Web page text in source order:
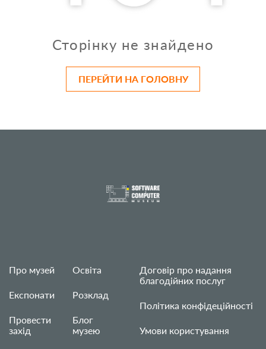
Сторінку не знайдено
ПЕРЕЙТИ НА ГОЛОВНУ
Про музей
Експонати
Провести
захід
Освіта
Розклад
Блог
музею
Договір про надання
благодійних послуг
Політика конфідеційності
Умови користування